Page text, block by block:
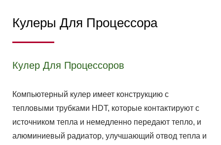
Кулеры Для Процессора
Кулер Для Процессоров
Компьютерный кулер имеет конструкцию с
тепловыми трубками HDT, которые контактируют с
источником тепла и немедленно передают тепло, и
алюминиевый радиатор, улучшающий отвод тепла и